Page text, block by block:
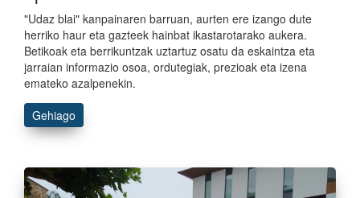
"Udaz blai" kanpainaren barruan, aurten ere izango dute
herriko haur eta gazteek hainbat ikastarotarako aukera.
Betikoak eta berrikuntzak uztartuz osatu da eskaintza eta
jarraian informazio osoa, ordutegiak, prezioak eta izena
emateko azalpenekin.
Gehiago